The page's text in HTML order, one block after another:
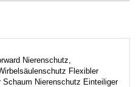
Nierenschutz,
Flexibler
Nierenschutz Einteiliger